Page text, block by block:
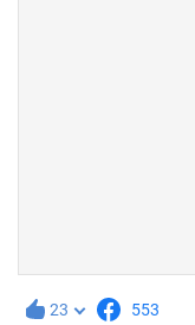
23 553